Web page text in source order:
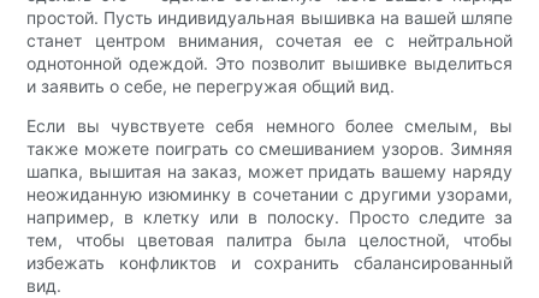
простой. Пусть индивидуальная вышивка на вашей шляпе
станет центром внимания, сочетая ее с нейтральной
однотонной одеждой. Это позволит вышивке выделиться
и заявить о себе, не перегружая общий вид.
Если вы чувствуете себя немного более смелым, вы
также можете поиграть со смешиванием узоров. Зимняя
шапка, вышитая на заказ, может придать вашему наряду
неожиданную изюминку в сочетании с другими узорами,
например, в клетку или в полоску. Просто следите за
тем, чтобы цветовая палитра была целостной, чтобы
избежать конфликтов и сохранить сбалансированный
вид.